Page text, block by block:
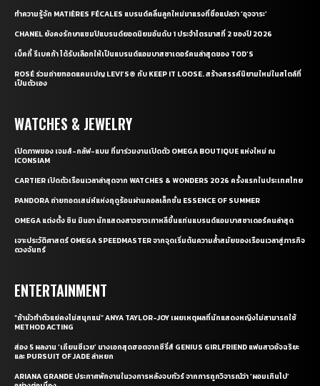
ทำความรู้จัก MATIÈRES FÉCALES แบรนด์คลื่นลูกใหม่มาแรงที่ชื่อแปลว่า ‘อุจจาระ’
CHANEL ยังคงรักษาแชมป์แบรนด์ยอดนิยมอันดับ 1 ประจำไตรมาสที่ 2 ของปี 2026
เบ็คกี้ รีเบคก้า ได้รับเลือกให้เป็นแบรนด์แอมบาสซาเดอร์คนล่าสุดของ TOD’S
ROSÉ ร่วมถ่ายทอดแคมเปญ LEVI’S® กับ KEEP IT LOOSE. สร้างสรรค์นิยามใหม่ในสไตล์ที่
เป็นตัวเอง
WATCHES & JEWELRY
เปิดภาพของ เจมส์-กลัฟ-แบม ที่มาร่วมงานเปิดตัว OMEGA BOUTIQUE แห่งใหม่ ณ
ICONSIAM
CARTIER เปิดตัวเรือนเวลาล่าสุดจาก WATCHES & WONDERS 2026 ครั้งแรกในประเทศไทย
PANDORA ถ่ายทอดเสน่ห์แห่งฤดูร้อนผ่านคอลเล็กชั่น ESSENCE OF SUMMER
OMEGA แต่งตั้ง ชิน มินอา นักแสดงสาวชาวเกาหลีขึ้นแท่นแบรนด์แอมบาสซาเดอร์คนล่าสุด
เจาะประวัติศาสตร์ OMEGA SPEEDMASTER จากจุดเริ่มต้นความล้ำสมัยของเรือนเวลาสู่ภารกิจ
ดวงจันทร์
ENTERTAINMENT
“ถ้ามัวทำตัวแย่คงไม่สนุกแน่” ANYA TAYLOR-JOY เผยเหตุผลที่นักแสดงหญิงไม่สามารถใช้
METHOD ACTING
ส่อง 5 ผลงาน ‘เถียนซีเวย’ นางเอกสุดฮอตจากซีรี่ส์ GENIUS GIRLFRIEND แฟนสาวอัจฉริยะ
และ PURSUIT OF JADE ล่าหยก
ARIANA GRANDE ประกาศพักงานในวงการหลังจบทัวร์ จากการถูกวิจารณ์ว่า ‘ผอมเกินไป’